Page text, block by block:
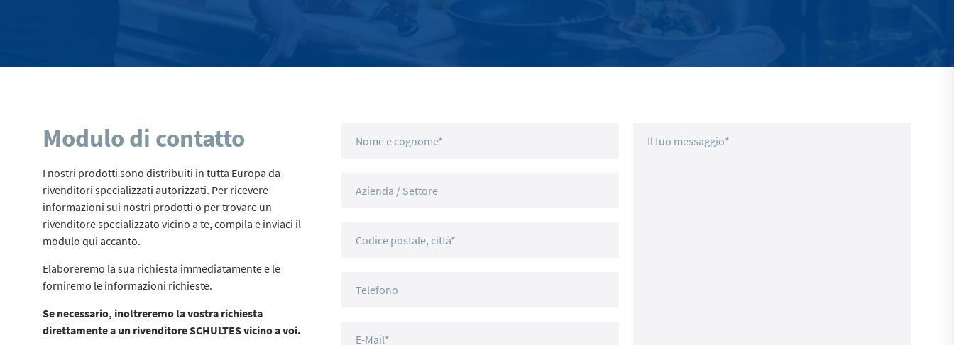
Modulo di contatto
I nostri prodotti sono distribuiti in tutta Europa da
rivenditori specializzati autorizzati. Per ricevere
informazioni sui nostri prodotti o per trovare un
rivenditore specializzato vicino a te, compila e inviaci il
modulo qui accanto.
Elaboreremo la sua richiesta immediatamente e le
forniremo le informazioni richieste.
Se necessario, inoltreremo la vostra richiesta
direttamente a un rivenditore SCHULTES vicino a voi.